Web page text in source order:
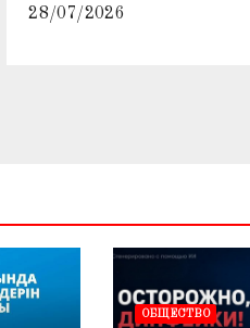
28/07/2026
ОБЩЕСТВО